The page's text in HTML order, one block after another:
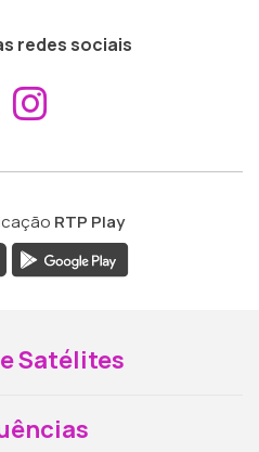
redes sociais
Aceder ao
RTP Play
Satélites